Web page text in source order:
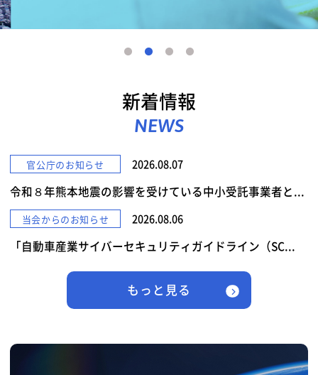
新着情報
NEWS
官公庁のお知らせ 2026.08.07
令和８年熊本地震の影響を受けている中小受託事業者と...
当会からのお知らせ 2026.08.06
「自動車産業サイバーセキュリティガイドライン（SC...
もっと見る